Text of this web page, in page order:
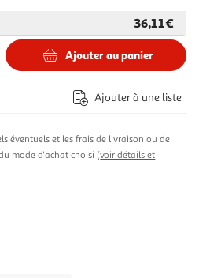
36,11€
Ajouter au panier
Ajouter à une liste
éventuels et les frais de livraison ou de
mode d'achat choisi (voir détails et